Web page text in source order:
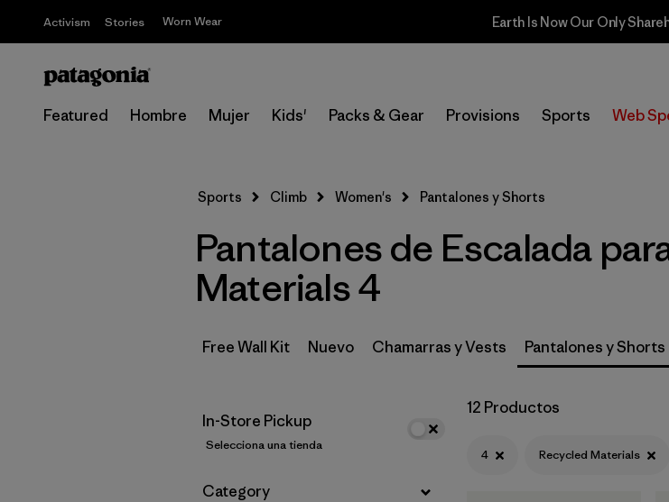
Activism Stories Worn Wear Earth Is Now Our Only
Featured Hombre Mujer Kids' Packs & Gear Provisions Sports Web
Selecciona una tienda
Filtrar por
Price
Filtrar por
Size 1
Filtrar por
Color
Filtrar por
Features & Processes
Filtrar por
Materials & Fabric 1
Sports Climb Women's Pantalones y Shorts
Pantalones de Escalada
Materials 4
Free Wall Kit Nuevo Chamarras y Vests Pantalones y Shorts
In-Store Pickup
Selecciona una tienda
Filtrar por
Category
12 Productos
4 Recycled Materials